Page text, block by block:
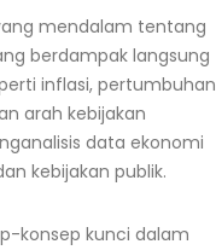
mendalam tentang
berdampak langsung
inflasi, pertumbuhan
arah kebijakan
data ekonomi
kebijakan publik.
konsep kunci dalam